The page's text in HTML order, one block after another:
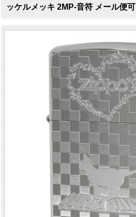
ッケルメッキ 2MP-音符 メール便可